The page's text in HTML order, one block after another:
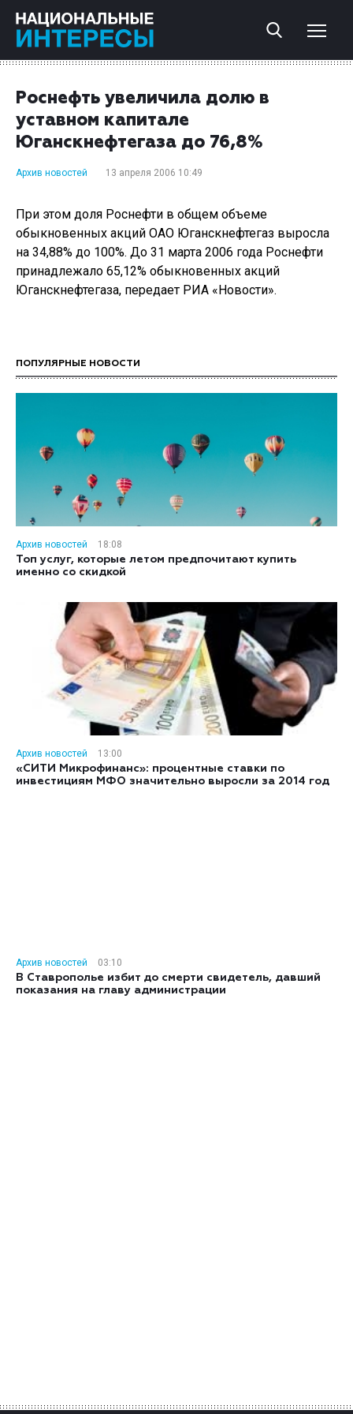
Роснефть увеличила долю в
уставном капитале
Юганскнефтегаза до 76,8%
Архив новостей 13 апреля 2006 10:49
При этом доля Роснефти в общем объеме
обыкновенных акций ОАО Юганскнефтегаз выросла
на 34,88% до 100%. До 31 марта 2006 года Роснефти
принадлежало 65,12% обыкновенных акций
Юганскнефтегаза, передает РИА «Новости».
ПОПУЛЯРНЫЕ НОВОСТИ
Архив новостей
18:08
Топ услуг, которые летом предпочитают купить
именно со скидкой
Архив новостей
13:00
«СИТИ Микрофинанс»: процентные ставки по
инвестициям МФО значительно выросли за 2014 год
Архив новостей
03:10
В Ставрополье избит до смерти свидетель, давший
показания на главу администрации